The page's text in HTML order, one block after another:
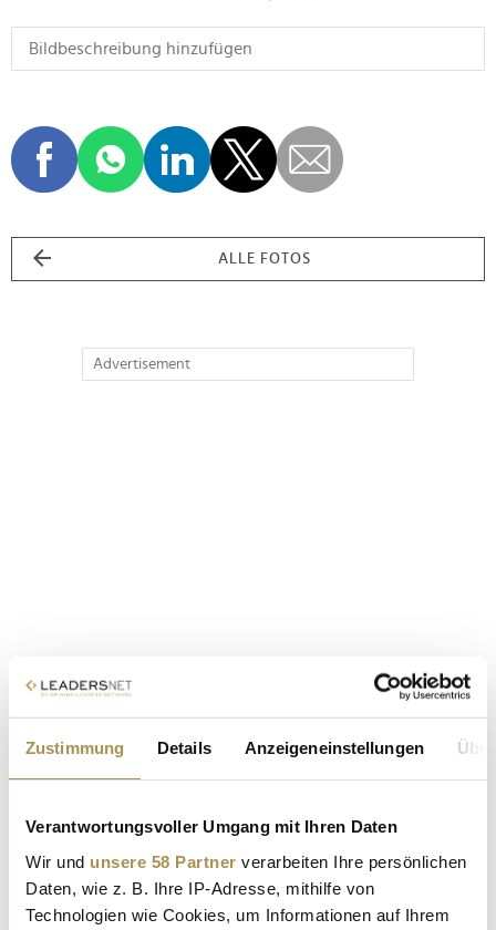
Zustimmung Details Anzeigeneinstellungen
Verantwortungsvoller Umgang mit Ihren Daten
Wir und unsere 58 Partner verarbeiten Ihre persönlichen
Daten, wie z. B. Ihre IP-Adresse, mithilfe von
Technologien wie Cookies, um Informationen auf Ihrem
ALLE FOTOS
Advertisement